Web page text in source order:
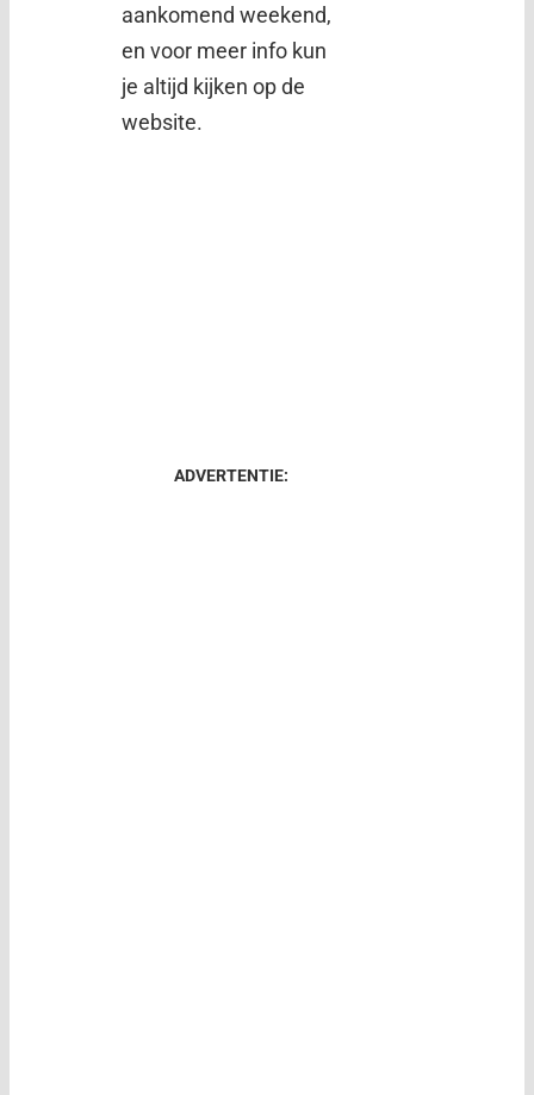
aankomend weekend,
en voor meer info kun
je altijd kijken op de
website.
ADVERTENTIE: